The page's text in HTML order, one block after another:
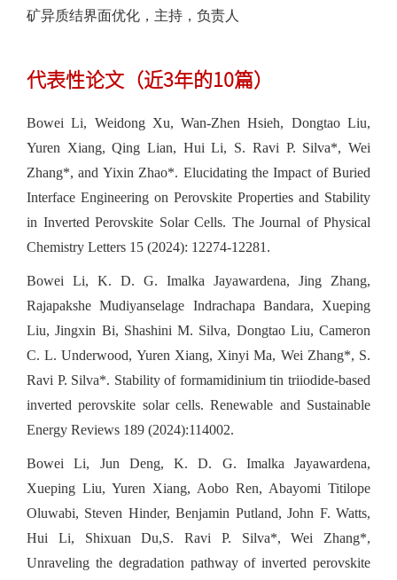
矿异质结界面优化，主持，负责人
代表性论文（近3年的10篇）
Bowei Li, Weidong Xu, Wan-Zhen Hsieh, Dongtao Liu,
Yuren Xiang, Qing Lian, Hui Li, S. Ravi P. Silva*, Wei
Zhang*, and Yixin Zhao*. Elucidating the Impact of Buried
Interface Engineering on Perovskite Properties and Stability
in Inverted Perovskite Solar Cells. The Journal of Physical
Chemistry Letters 15 (2024): 12274-12281.
Bowei Li, K. D. G. Imalka Jayawardena, Jing Zhang,
Rajapakshe Mudiyanselage Indrachapa Bandara, Xueping
Liu, Jingxin Bi, Shashini M. Silva, Dongtao Liu, Cameron
C. L. Underwood, Yuren Xiang, Xinyi Ma, Wei Zhang*, S.
Ravi P. Silva*. Stability of formamidinium tin triiodide-based
inverted perovskite solar cells. Renewable and Sustainable
Energy Reviews 189 (2024):114002.
Bowei Li, Jun Deng, K. D. G. Imalka Jayawardena,
Xueping Liu, Yuren Xiang, Aobo Ren, Abayomi Titilope
Oluwabi, Steven Hinder, Benjamin Putland, John F. Watts,
Hui Li, Shixuan Du,S. Ravi P. Silva*, Wei Zhang*,
Unraveling the degradation pathway of inverted perovskite